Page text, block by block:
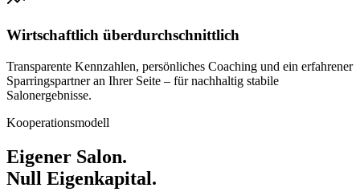
Wirtschaftlich überdurchschnittlich
Transparente Kennzahlen, persönliches Coaching und ein erfahrener
Sparringspartner an Ihrer Seite – für nachhaltig stabile
Salonergebnisse.
Kooperationsmodell
Eigener Salon.
Null Eigenkapital.